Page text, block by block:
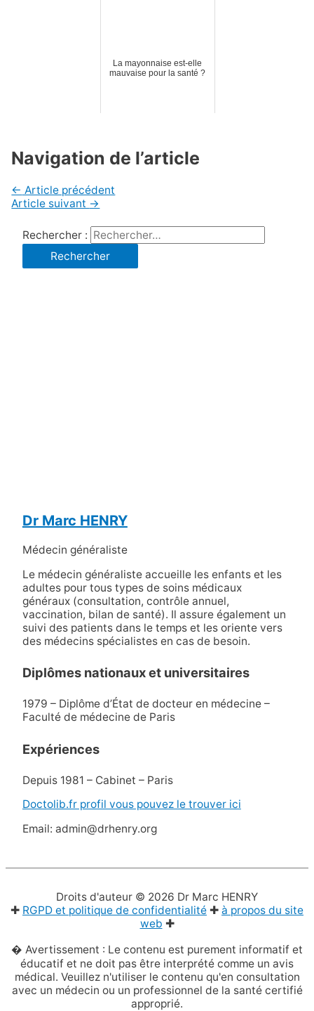
La mayonnaise est-elle
mauvaise pour la santé ?
Navigation de l’article
← Article précédent
Article suivant →
Rechercher :
Dr Marc HENRY
Médecin généraliste
Le médecin généraliste accueille les enfants et les
adultes pour tous types de soins médicaux
généraux (consultation, contrôle annuel,
vaccination, bilan de santé). Il assure également un
suivi des patients dans le temps et les oriente vers
des médecins spécialistes en cas de besoin.
Diplômes nationaux et universitaires
1979 – Diplôme d’État de docteur en médecine –
Faculté de médecine de Paris
Expériences
Depuis 1981 – Cabinet – Paris
Doctolib.fr profil vous pouvez le trouver ici
Email: admin@drhenry.org
Droits d'auteur © 2026 Dr Marc HENRY
✚ RGPD et politique de confidentialité ✚ à propos du site
web ✚
� Avertissement : Le contenu est purement informatif et
éducatif et ne doit pas être interprété comme un avis
médical. Veuillez n'utiliser le contenu qu'en consultation
avec un médecin ou un professionnel de la santé certifié
approprié.